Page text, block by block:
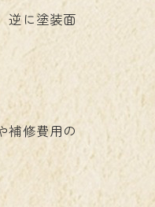
逆に塗装面
補修費用の